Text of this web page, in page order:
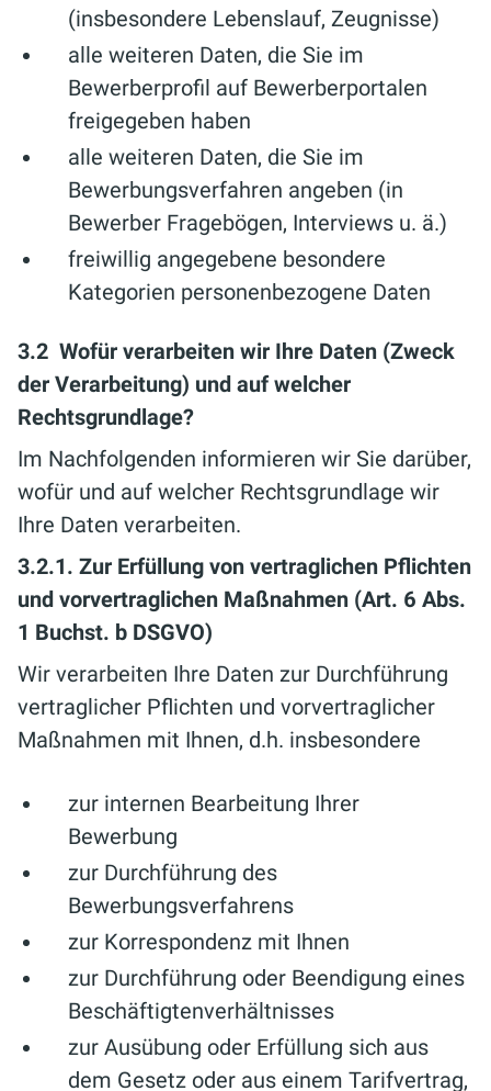
(insbesondere Lebenslauf, Zeugnisse)
alle weiteren Daten, die Sie im
Bewerberprofil auf Bewerberportalen
freigegeben haben
alle weiteren Daten, die Sie im
Bewerbungsverfahren angeben (in
Bewerber Fragebögen, Interviews u. ä.)
freiwillig angegebene besondere
Kategorien personenbezogene Daten
3.2 Wofür verarbeiten wir Ihre Daten (Zweck
der Verarbeitung) und auf welcher
Rechtsgrundlage?
Im Nachfolgenden informieren wir Sie darüber,
wofür und auf welcher Rechtsgrundlage wir
Ihre Daten verarbeiten.
3.2.1. Zur Erfüllung von vertraglichen Pflichten
und vorvertraglichen Maßnahmen (Art. 6 Abs.
1 Buchst. b DSGVO)
Wir verarbeiten Ihre Daten zur Durchführung
vertraglicher Pflichten und vorvertraglicher
Maßnahmen mit Ihnen, d.h. insbesondere
zur internen Bearbeitung Ihrer
Bewerbung
zur Durchführung des
Bewerbungsverfahrens
zur Korrespondenz mit Ihnen
zur Durchführung oder Beendigung eines
Beschäftigtenverhältnisses
zur Ausübung oder Erfüllung sich aus
dem Gesetz oder aus einem Tarifvertrag,